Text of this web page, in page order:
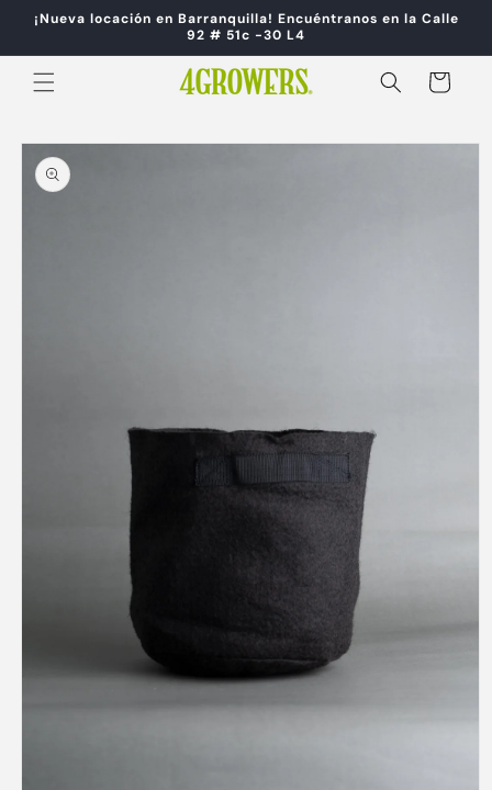
directamente
¡Nueva locación en Barranquilla! Encuéntranos en la Calle
92 # 51c -30 L4
Carrito
directamente
a la
información